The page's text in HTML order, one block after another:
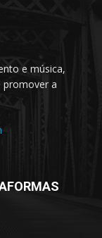
e música,
promover a